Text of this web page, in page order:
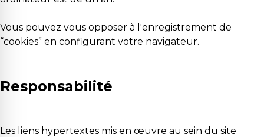
Vous pouvez vous opposer à l'enregistrement de
“cookies” en configurant votre navigateur.
Responsabilité
Les liens hypertextes mis en œuvre au sein du site